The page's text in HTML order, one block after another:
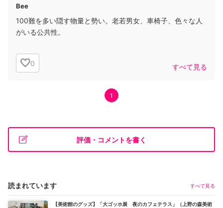
Bee
100難を多い隠す物量と勢い。老若男女、車椅子、色々な人
がいる公共性。
0 すべて見る
1
評価・コメントを書く
読まれています すべて見る
【美術館のグッズ】「大ゴッホ展 夜のカフェテラス」（上野の森美術